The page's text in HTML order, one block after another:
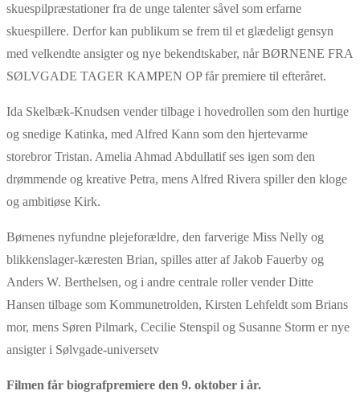
skuespilpræstationer fra de unge talenter såvel som erfarne
skuespillere. Derfor kan publikum se frem til et glædeligt gensyn
med velkendte ansigter og nye bekendtskaber, når BØRNENE FRA
SØLVGADE TAGER KAMPEN OP får premiere til efteråret.
Ida Skelbæk-Knudsen vender tilbage i hovedrollen som den hurtige
og snedige Katinka, med Alfred Kann som den hjertevarme
storebror Tristan. Amelia Ahmad Abdullatif ses igen som den
drømmende og kreative Petra, mens Alfred Rivera spiller den kloge
og ambitiøse Kirk.
Børnenes nyfundne plejeforældre, den farverige Miss Nelly og
blikkenslager-kæresten Brian, spilles atter af Jakob Fauerby og
Anders W. Berthelsen, og i andre centrale roller vender Ditte
Hansen tilbage som Kommunetrolden, Kirsten Lehfeldt som Brians
mor, mens Søren Pilmark, Cecilie Stenspil og Susanne Storm er nye
ansigter i Sølvgade-universetv
Filmen får biografpremiere den 9. oktober i år.